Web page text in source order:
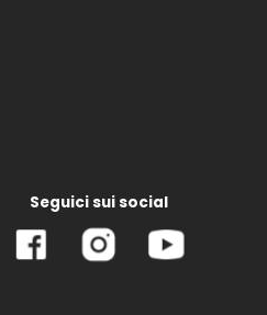
Seguici sui social